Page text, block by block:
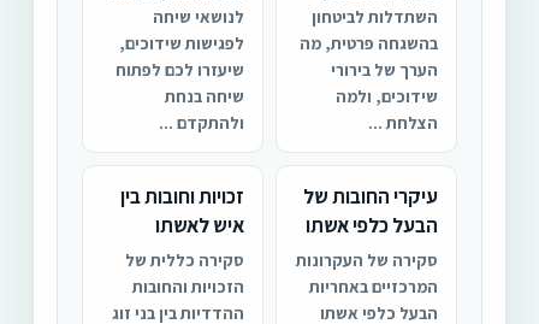
השתדלות לביטחון
בהשגחה פרטית, מה
הערך של בירורי
שידוכים, ולמה
הצלחת ...
לנושאי שיחה
לפגישות שידוכים,
שיעזרו לכם לפתוח
שיחה בנחת
ולהתקדם ...
עיקרי החובות של
הבעל כלפי אשתו
סקירה של העקרונות
המרכזיים באחריות
הבעל כלפי אשתו
זכויות וחובות בין
איש לאשתו
סקירה כללית של
הזכויות והחובות
ההדדיות בין בני זוג